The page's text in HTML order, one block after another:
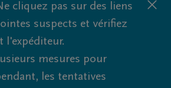
cliquez pas sur des liens
suspects et vérifiez
l'expéditeur.
mesures pour
les tentatives